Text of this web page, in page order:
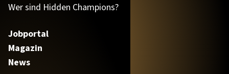
Wer sind Hidden Champions?
Jobportal
Magazin
News